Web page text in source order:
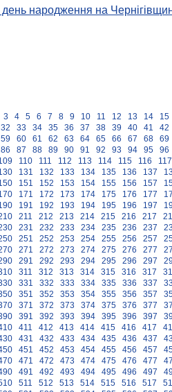
народження на
3 4 5 6 7 8 9 10 11 12 13 14
15
32 33 34 35 36 37 38 39 40 41
42
59 60 61 62 63 64 65 66 67 68
69
86 87 88 89 90 91 92 93 94 95
96
110 111 112 113 114 115 116
117
131 132 133 134 135 136 137
151 152 153 154 155 156 157
171 172 173 174 175 176 177
191 192 193 194 195 196 197
211 212 213 214 215 216 217
231 232 233 234 235 236 237
251 252 253 254 255 256 257
271 272 273 274 275 276 277
291 292 293 294 295 296 297
311 312 313 314 315 316 317
331 332 333 334 335 336 337
351 352 353 354 355 356 357
371 372 373 374 375 376 377
391 392 393 394 395 396 397
411 412 413 414 415 416 417
431 432 433 434 435 436 437
451 452 453 454 455 456 457
471 472 473 474 475 476 477
491 492 493 494 495 496 497
511 512 513 514 515 516 517